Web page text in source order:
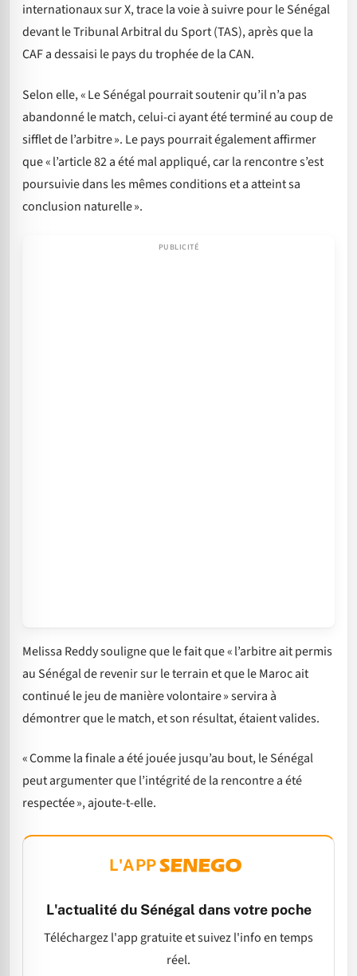
internationaux sur X, trace la voie à suivre pour le Sénégal
devant le Tribunal Arbitral du Sport (TAS), après que la
CAF a dessaisi le pays du trophée de la CAN.
Selon elle, « Le Sénégal pourrait soutenir qu’il n’a pas
abandonné le match, celui-ci ayant été terminé au coup de
sifflet de l’arbitre ». Le pays pourrait également affirmer
que « l’article 82 a été mal appliqué, car la rencontre s’est
poursuivie dans les mêmes conditions et a atteint sa
conclusion naturelle ».
Melissa Reddy souligne que le fait que « l’arbitre ait permis
au Sénégal de revenir sur le terrain et que le Maroc ait
continué le jeu de manière volontaire » servira à
démontrer que le match, et son résultat, étaient valides.
« Comme la finale a été jouée jusqu’au bout, le Sénégal
peut argumenter que l’intégrité de la rencontre a été
respectée », ajoute-t-elle.
L'APP
L'actualité du Sénégal dans votre poche
Téléchargez l'app gratuite et suivez l'info en temps
réel.